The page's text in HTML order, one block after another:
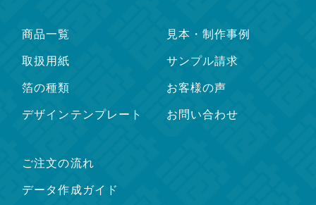
商品一覧
取扱用紙
箔の種類
デザインテンプレート
見本・制作事例
サンプル請求
お客様の声
お問い合わせ
ご注文の流れ
データ作成ガイド